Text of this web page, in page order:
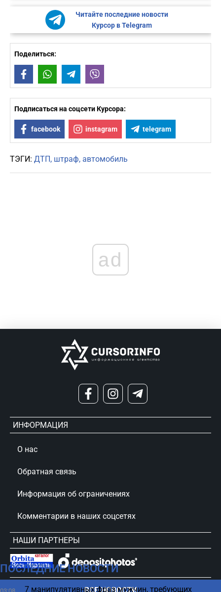
Читайте последние новости
Курсор в Telegram
Поделиться:
FacebookWhatsAppTelegram
Подписаться на соцсети Курсора:
facebook instagram telegram
ТЭГИ: ДТП штраф автомобиль
ПОСЛЕДНИЕ НОВОСТИ
7 манипулятивных фраз мужчин, требующих
ВСЕ НОВОСТИ
ad
ИНФОРМАЦИЯ
О нас
Обратная связь
Информация об ограничениях
Комментарии в наших соцсетях
НАШИ ПАРТНЕРЫ
сursorinfo.co.il © Все права защищены